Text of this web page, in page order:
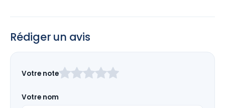
Rédiger un avis
ce
vide
Votre note
Votre nom